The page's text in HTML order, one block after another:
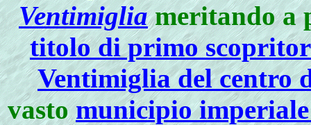
Ventimigliameritando a
titolo di primo
Ventimiglia del centro
vastomunicipio